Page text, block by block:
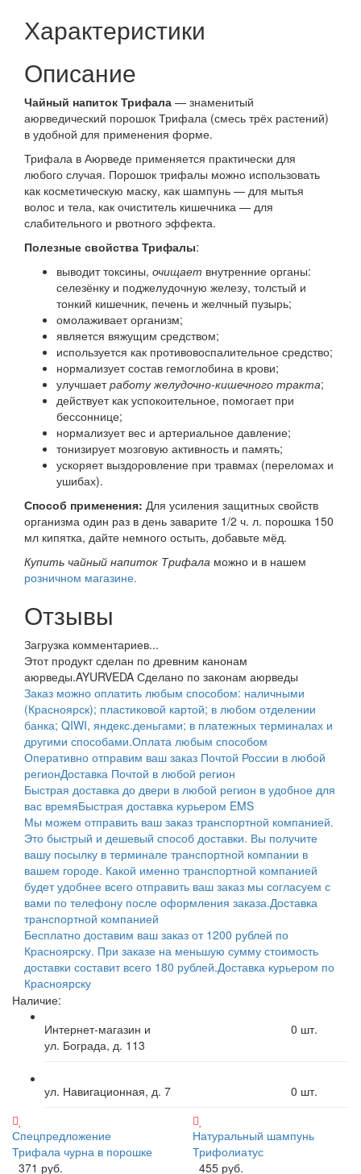
Характеристики
Описание
Чайный напиток Трифала — знаменитый
аюрведический порошок Трифала (смесь трёх растений)
в удобной для применения форме.
Трифала в Аюрведе применяется практически для
любого случая. Порошок трифалы можно использовать
как косметическую маску, как шампунь — для мытья
волос и тела, как очиститель кишечника — для
слабительного и рвотного эффекта.
Полезные свойства Трифалы:
выводит токсины, очищает внутренние органы:
селезёнку и поджелудочную железу, толстый и
тонкий кишечник, печень и желчный пузырь;
омолаживает организм;
является вяжущим средством;
используется как противовоспалительное средство;
нормализует состав гемоглобина в крови;
улучшаетработу желудочно-кишечного тракта;
действует как успокоительное, помогает при
бессоннице;
нормализует вес и артериальное давление;
тонизирует мозговую активность и память;
ускоряет выздоровление при травмах (переломах и
ушибах).
Способ применения: Для усиления защитных свойств
организма один раз в день заварите 1/2 ч. л. порошка 150
мл кипятка, дайте немного остыть, добавьте мёд.
Купить чайный напиток Трифала можно и в нашем
розничном магазине.
Отзывы
Загрузка комментариев...
Этот продукт сделан по древним канонам
аюрведы.AYURVEDA Сделано по законам аюрведы
Заказ можно оплатить любым способом: наличными
(Красноярск); пластиковой картой; в любом отделении
банка; QIWI, яндекс.деньгами; в платежных терминалах и
другими способами.Оплата любым способом
Оперативно отправим ваш заказ Почтой России в любой
регионДоставка Почтой в любой регион
Быстрая доставка до двери в любой регион в удобное для
вас времяБыстрая доставка курьером EMS
Мы можем отправить ваш заказ транспортной компанией.
Это быстрый и дешевый способ доставки. Вы получите
вашу посылку в терминале транспортной компании в
вашем городе. Какой именно транспортной компанией
будет удобнее всего отправить ваш заказ мы согласуем с
вами по телефону после оформления заказа.Доставка
транспортной компанией
Бесплатно доставим ваш заказ от 1200 рублей по
Красноярску. При заказе на меньшую сумму стоимость
доставки составит всего 180 рублей.Доставка курьером по
Красноярску
Наличие:
Интернет-магазин и
ул. Бограда, д. 113
0 шт.
ул. Навигационная, д. 7 0 шт.
Спецпредложение
Трифала чурна в порошке
371 руб.
Натуральный шампунь
Трифолиатус
455 руб.